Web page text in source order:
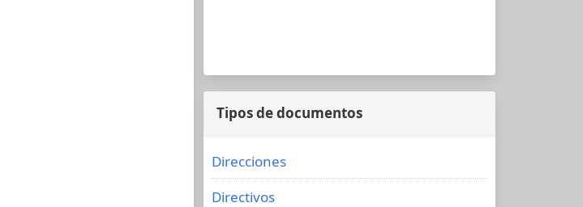
Tipos de documentos
Direcciones
Directivos